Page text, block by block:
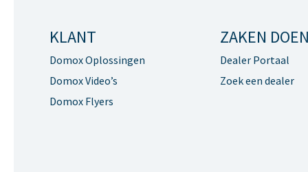
KLANT
Domox Oplossingen
Domox Video’s
Domox Flyers
ZAKEN DOEN
Dealer Portaal
Zoek een dealer